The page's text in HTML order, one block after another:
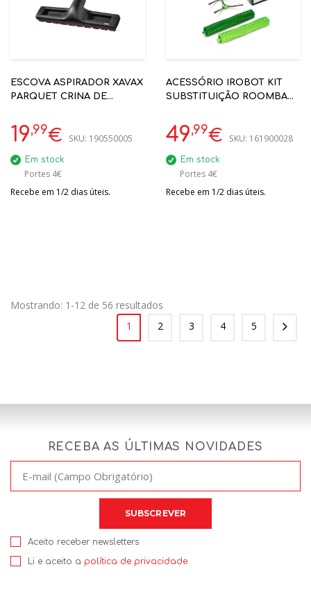
ESCOVA ASPIRADOR XAVAX
PARQUET CRINA DE
19,99€ SKU: 190550005
Em stock
Portes 4€
Recebe em 1/2 dias úteis.
ACESSÓRIO IROBOT KIT
SUBSTITUIÇÃO ROOMBA
49,99€ SKU: 161900028
Em stock
Portes 4€
Recebe em 1/2 dias úteis.
Mostrando: 1-12 de 56 resultados
1
2 3 4 5
RECEBA AS ÚLTIMAS NOVIDADES
Aceito receber newsletters
Li e aceito a política de privacidade